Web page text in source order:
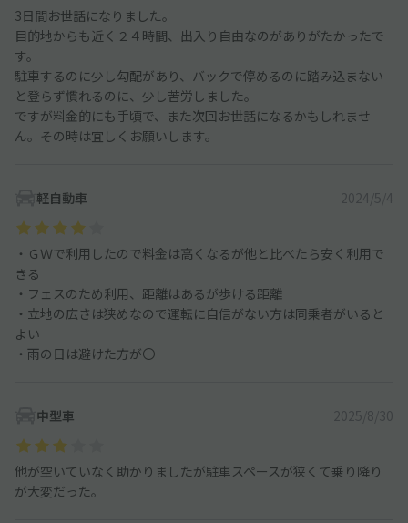
3日間お世話になりました。
目的地からも近く２４時間、出入り自由なのがありがたかったで
す。
駐車するのに少し勾配があり、バックで停めるのに踏み込まない
と登らず慣れるのに、少し苦労しました。
ですが料金的にも手頃で、また次回お世話になるかもしれませ
ん。その時は宜しくお願いします。
軽自動車 2024/5/4
・ＧＷで利用したので料金は高くなるが他と比べたら安く利用で
きる
・フェスのため利用、距離はあるが歩ける距離
・立地の広さは狭めなので運転に自信がない方は同乗者がいると
よい
・雨の日は避けた方が〇
中型車 2025/8/30
他が空いていなく助かりましたが駐車スペースが狭くて乗り降り
が大変だった。